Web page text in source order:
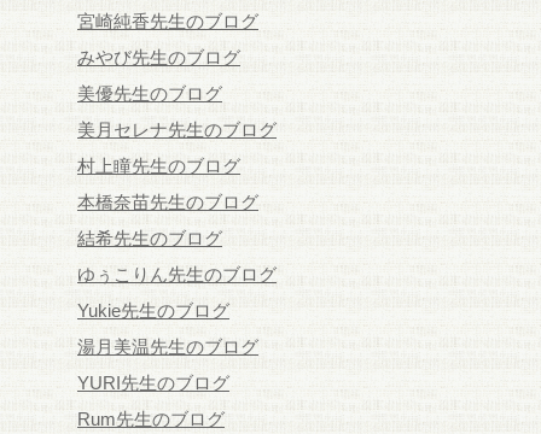
宮崎純香先生のブログ
みやび先生のブログ
美優先生のブログ
美月セレナ先生のブログ
村上瞳先生のブログ
本橋奈苗先生のブログ
結希先生のブログ
ゆぅこりん先生のブログ
Yukie先生のブログ
湯月美温先生のブログ
YURI先生のブログ
Rum先生のブログ